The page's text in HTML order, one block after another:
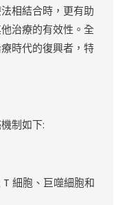
相結合時，更有助
治療的有效性。全
時代的復興者，特
制如下:
細胞、巨噬細胞和